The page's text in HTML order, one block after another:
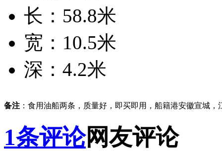
长：58.8米
宽：10.5米
深：4.2米
备注 ：食用油船两条，质量好，即买即用，船籍港安徽宣城，
1条评论网友评论